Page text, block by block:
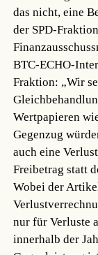
das nicht, eine
der SPD-
BTC-ECHO-
Fraktion: „Wir
Wertpapieren
Gegenzug
auch eine
Freibetrag statt
Wobei der
nur für Verluste
innerhalb der